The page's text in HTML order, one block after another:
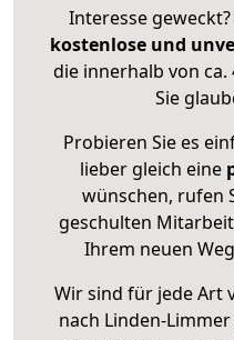
Interesse geweckt?
kostenlose und
die innerhalb von
Sie
Probieren Sie es
lieber gleich eine
wünschen, rufen
geschulten
Ihrem neuen
Wir sind für jede Art
nach Linden-